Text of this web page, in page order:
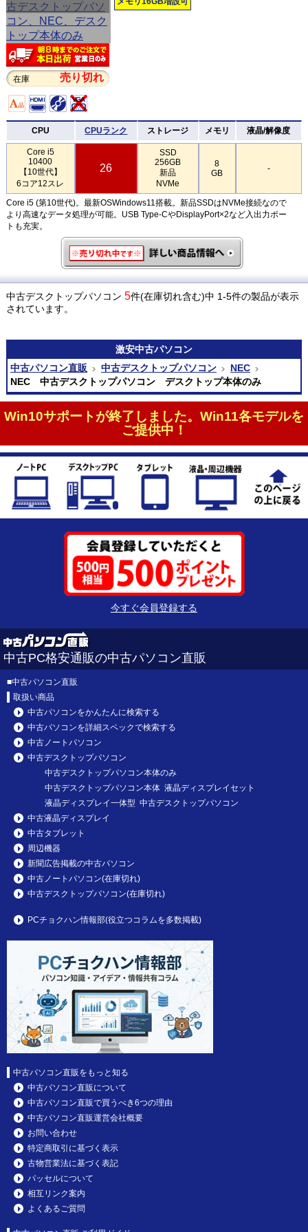
在庫 売り切れ
CPU CPUランク ストレージ メモリ 液晶/解像度
Core i5
10400
【10世代】
6コア12スレ
26
SSD
256GB
新品
NVMe
8
GB
-
Core i5 (第10世代)。最新OSWindows11搭載。新品SSDはNVMe接続なので
より高速なデータ処理が可能。USB Type-CやDisplayPort×2など入出力ポー
トも充実。
中古デスクトップパソコン 5件(在庫切れ含む)中 1-5件の製品が表示
されています。
激安中古パソコン
中古パソコン直販
中古デスクトップパソコン
NEC
NEC 中古デスクトップパソコン デスクトップ本体のみ
Win10サポートが終了しました。Win11各モデルを
ご提供中！
今すぐ会員登録する
中古PC格安通販の中古パソコン直販
■中古パソコン直販
取扱い商品
中古パソコンをかんたんに検索する
中古パソコンを詳細スペックで検索する
中古ノートパソコン
中古デスクトップパソコン
中古デスクトップパソコン本体のみ
中古デスクトップパソコン本体 液晶ディスプレイセット
液晶ディスプレイ一体型 中古デスクトップパソコン
中古液晶ディスプレイ
中古タブレット
周辺機器
新聞広告掲載の中古パソコン
中古ノートパソコン(在庫切れ)
中古デスクトップパソコン(在庫切れ)
PCチョクハン情報部(役立つコラムを多数掲載)
中古パソコン直販をもっと知る
中古パソコン直販について
中古パソコン直販で買うべき6つの理由
中古パソコン直販運営会社概要
お問い合わせ
特定商取引に基づく表示
古物営業法に基づく表記
パッセルについて
相互リンク案内
よくあるご質問